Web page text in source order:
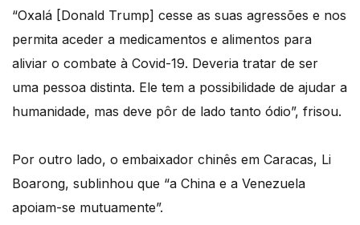
“Oxalá [Donald Trump] cesse as suas agressões e nos
permita aceder a medicamentos e alimentos para
aliviar o combate à Covid-19. Deveria tratar de ser
uma pessoa distinta. Ele tem a possibilidade de ajudar a
humanidade, mas deve pôr de lado tanto ódio”, frisou.
Por outro lado, o embaixador chinês em Caracas, Li
Boarong, sublinhou que “a China e a Venezuela
apoiam-se mutuamente”.